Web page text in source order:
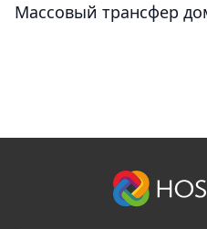
Массовый трансфер